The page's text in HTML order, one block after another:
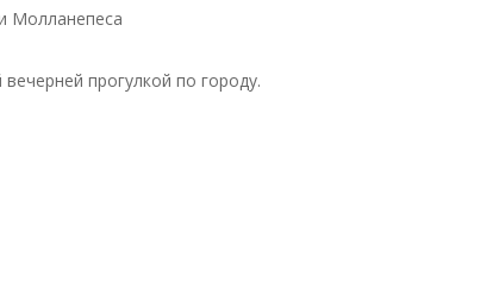
Молланепеса
прогулкой по городу.